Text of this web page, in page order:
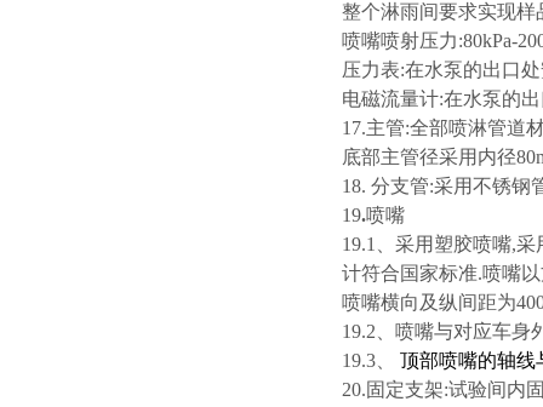
整个淋雨间要求实现样
喷嘴喷射压力:80kPa-
压力表:在水泵的出口
电磁流量计:在水泵的
17.主管:全部喷淋管道
底部主管径采用内径
18. 分支管:采用不锈钢
19.喷嘴
19.1、采用塑胶喷嘴,
计符合国家标准.喷嘴
喷嘴横向及纵间距为
19.2、喷嘴与对应车身
19.3、
顶部喷嘴的轴
20.固定支架:试验间内